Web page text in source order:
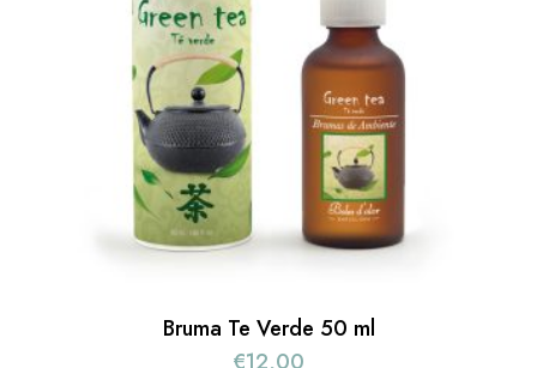
Bruma Te Verde 50 ml